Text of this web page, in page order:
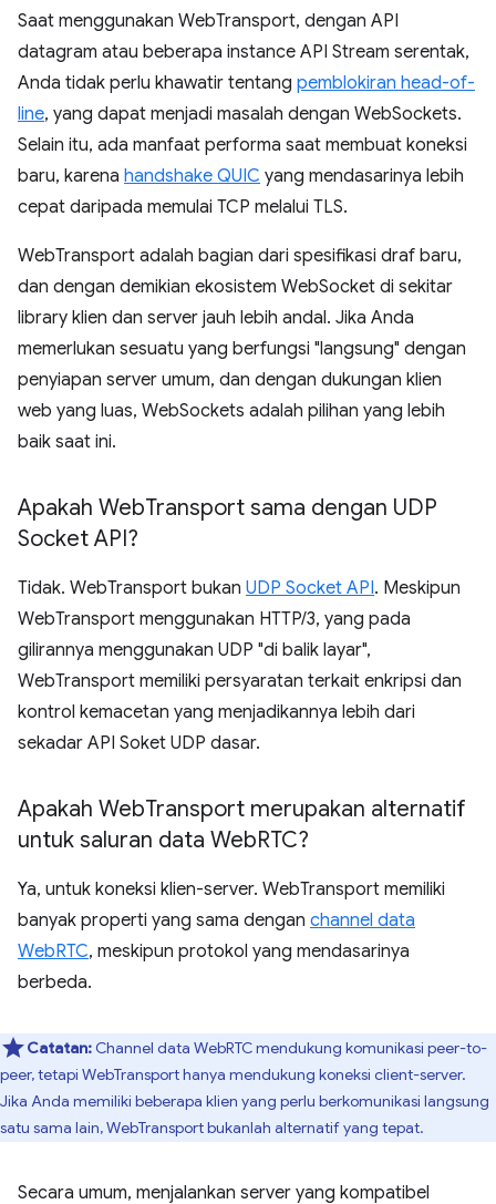
Saat menggunakan WebTransport, dengan API
datagram atau beberapa instance API Stream serentak,
Anda tidak perlu khawatir tentang pemblokiran head-of-
line, yang dapat menjadi masalah dengan WebSockets.
Selain itu, ada manfaat performa saat membuat koneksi
baru, karena handshake QUIC yang mendasarinya lebih
cepat daripada memulai TCP melalui TLS.
WebTransport adalah bagian dari spesifikasi draf baru,
dan dengan demikian ekosistem WebSocket di sekitar
library klien dan server jauh lebih andal. Jika Anda
memerlukan sesuatu yang berfungsi "langsung" dengan
penyiapan server umum, dan dengan dukungan klien
web yang luas, WebSockets adalah pilihan yang lebih
baik saat ini.
Apakah WebTransport sama dengan UDP
Socket API?
Tidak. WebTransport bukan UDP Socket API. Meskipun
WebTransport menggunakan HTTP/3, yang pada
gilirannya menggunakan UDP "di balik layar",
WebTransport memiliki persyaratan terkait enkripsi dan
kontrol kemacetan yang menjadikannya lebih dari
sekadar API Soket UDP dasar.
Apakah WebTransport merupakan alternatif
untuk saluran data WebRTC?
Ya, untuk koneksi klien-server. WebTransport memiliki
banyak properti yang sama dengan channel data
WebRTC, meskipun protokol yang mendasarinya
berbeda.
Catatan: Channel data WebRTC mendukung komunikasi peer-to-
peer, tetapi WebTransport hanya mendukung koneksi client-server.
Jika Anda memiliki beberapa klien yang perlu berkomunikasi langsung
satu sama lain, WebTransport bukanlah alternatif yang tepat.
Secara umum, menjalankan server yang kompatibel